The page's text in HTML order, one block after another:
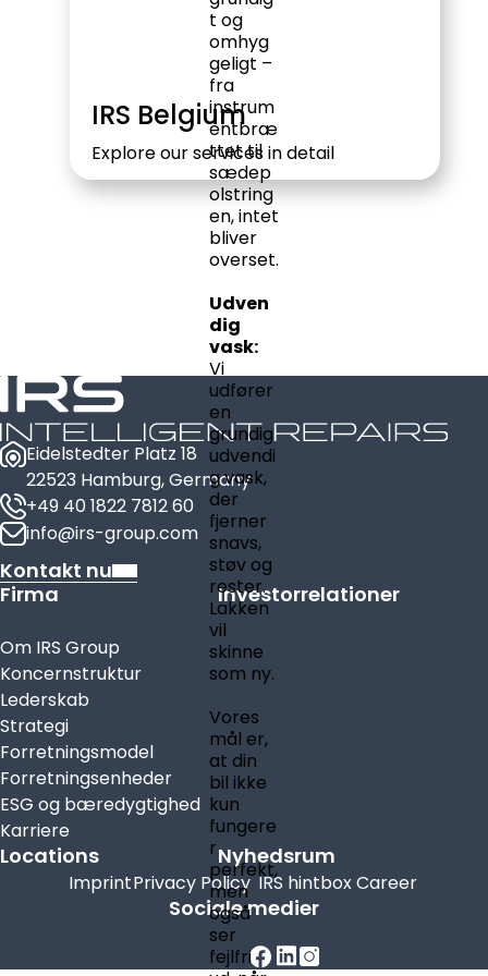
t og
omhyg
geligt –
fra
instrum
entbræ
ttet til
sædep
olstring
en, intet
bliver
overset.
Udven
dig
vask:
Vi
udfører
en
grundig
udvendi
g vask,
der
fjerner
snavs,
støv og
rester.
Lakken
vil
skinne
som ny.
Vores
mål er,
at din
bil ikke
kun
fungere
r
perfekt,
men
også
ser
fejlfri
IRS Belgium
Explore our services in detail
Eidelstedter Platz 18
22523 Hamburg, Germany
+49 40 1822 7812 60
info@irs-group.com
Kontakt nu
Firma
Om IRS Group
Koncernstruktur
Lederskab
Strategi
Forretningsmodel
Forretningsenheder
ESG og bæredygtighed
Karriere
Investorrelationer
Locations Nyhedsrum
ImprintPrivacy Policy IRS hintboxCareer
Sociale medier